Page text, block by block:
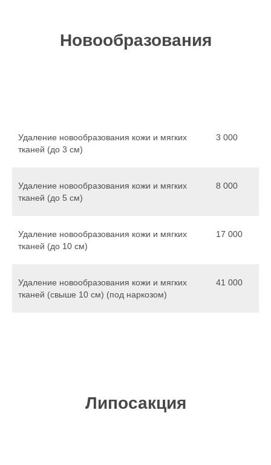
Новообразования
Удаление новообразования кожи и мягких
тканей (до 3 см)
3 000
Удаление новообразования кожи и мягких
тканей (до 5 см)
8 000
Удаление новообразования кожи и мягких
тканей (до 10 см)
17 000
Удаление новообразования кожи и мягких
тканей (свыше 10 см) (под наркозом)
41 000
Липосакция